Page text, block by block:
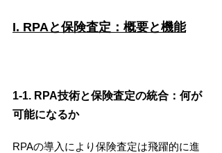
I. RPAと保険査定：概要と機能
1-1. RPA技術と保険査定の統合：何が
可能になるか
RPAの導入により保険査定は飛躍的に進